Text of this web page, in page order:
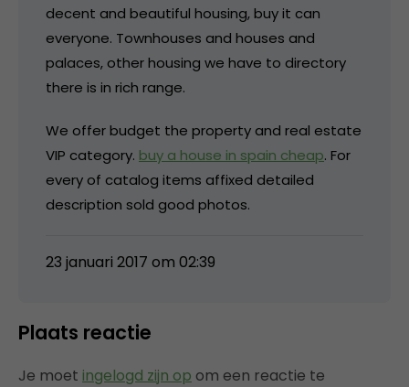
decent and beautiful housing, buy it can
everyone. Townhouses and houses and
palaces, other housing we have to directory
there is in rich range.
We offer budget the property and real estate
VIP category. buy a house in spain cheap. For
every of catalog items affixed detailed
description sold good photos.
23 januari 2017 om 02:39
Plaats reactie
Je moet ingelogd zijn op om een reactie te